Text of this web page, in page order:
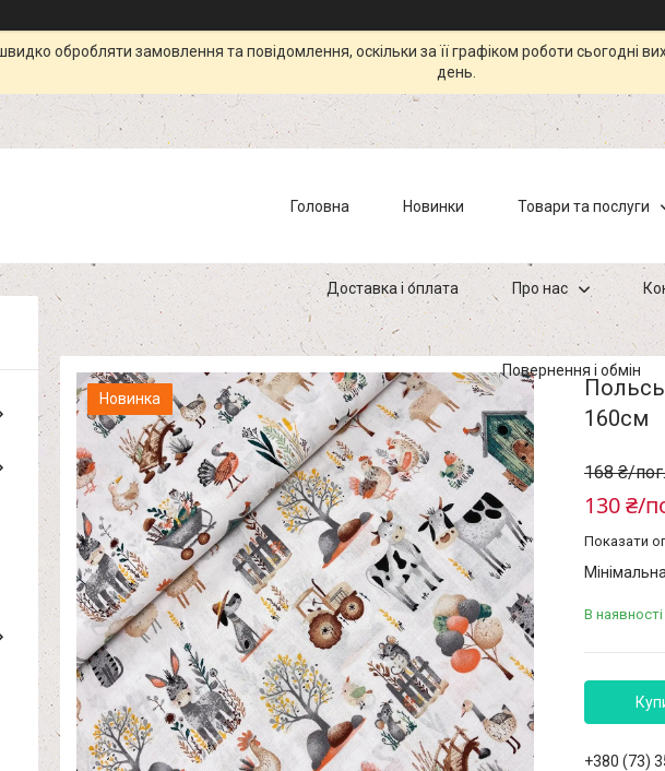
обробляти замовлення та повідомлення, оскільки за її графіком роботи сьогодні
день.
Головна Новинки Товари та послуги
Доставка і оплата Про нас
Повернення і обмін
Новинка
160см
168 ₴/
130 ₴/
Показати
В
+380 (73)